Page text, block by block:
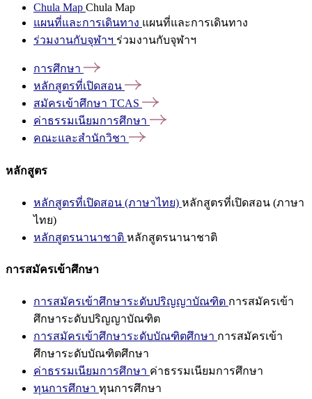
Chula Map Chula Map
แผนที่และการเดินทาง แผนที่และการเดินทาง
ร่วมงานกับจุฬาฯ ร่วมงานกับจุฬาฯ
การศึกษา
หลักสูตรที่เปิดสอน
สมัครเข้าศึกษา TCAS
ค่าธรรมเนียมการศึกษา
คณะและสำนักวิชา
หลักสูตร
หลักสูตรที่เปิดสอน (ภาษาไทย) หลักสูตรที่เปิดสอน (ภาษา
ไทย)
หลักสูตรนานาชาติ หลักสูตรนานาชาติ
การสมัครเข้าศึกษา
การสมัครเข้าศึกษาระดับปริญญาบัณฑิต การสมัครเข้า
ศึกษาระดับปริญญาบัณฑิต
การสมัครเข้าศึกษาระดับบัณฑิตศึกษา การสมัครเข้า
ศึกษาระดับบัณฑิตศึกษา
ค่าธรรมเนียมการศึกษา ค่าธรรมเนียมการศึกษา
ทุนการศึกษา ทุนการศึกษา